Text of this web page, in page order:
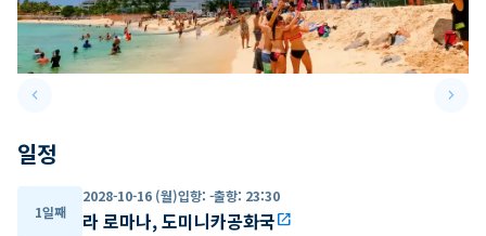
keyboard_arrow_leftPrevious slide keyboard_arrow_right
일정
1일째
2028-10-16 (월)입항: -출항: 23:30
라 로마나, 도미니카공화국open_in_new